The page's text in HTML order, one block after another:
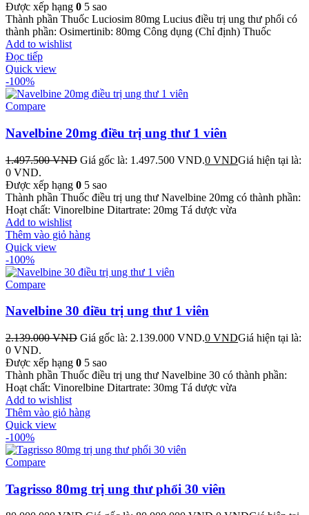
Được xếp hạng 0 5 sao
Thành phần Thuốc Luciosim 80mg Lucius điều trị ung thư phổi có
thành phần: Osimertinib: 80mg Công dụng (Chỉ định) Thuốc
Add to wishlist
Đọc tiếp
Quick view
-100%
Compare
Navelbine 20mg điều trị ung thư 1 viên
1.497.500VND Giá gốc là: 1.497.500 VND.0 VNDGiá hiện tại là:
0 VND.
Được xếp hạng 0 5 sao
Thành phần Thuốc điều trị ung thư Navelbine 20mg có thành phần:
Hoạt chất: Vinorelbine Ditartrate: 20mg Tá dược vừa
Add to wishlist
Thêm vào giỏ hàng
Quick view
-100%
Compare
Navelbine 30 điều trị ung thư 1 viên
2.139.000VND Giá gốc là: 2.139.000 VND.0 VNDGiá hiện tại là:
0 VND.
Được xếp hạng 0 5 sao
Thành phần Thuốc điều trị ung thư Navelbine 30 có thành phần:
Hoạt chất: Vinorelbine Ditartrate: 30mg Tá dược vừa
Add to wishlist
Thêm vào giỏ hàng
Quick view
-100%
Compare
Tagrisso 80mg trị ung thư phổi 30 viên